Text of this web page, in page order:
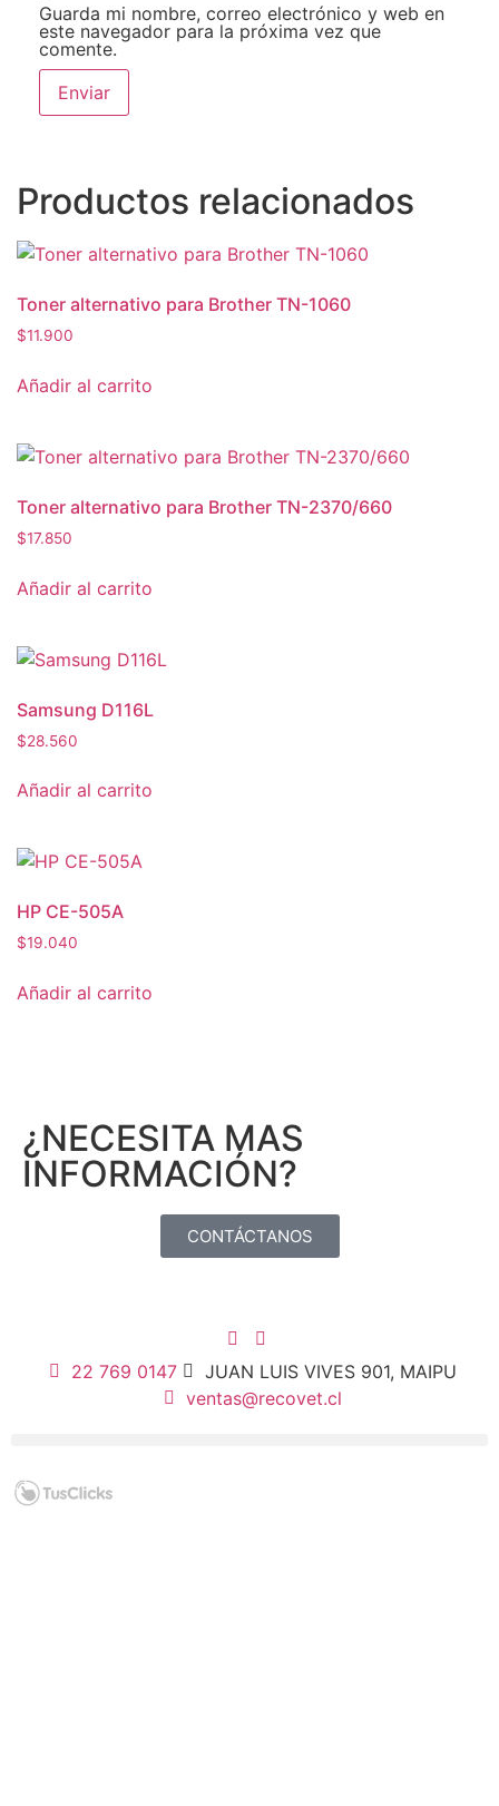
Guarda mi nombre, correo electrónico y web en
este navegador para la próxima vez que
comente.
Productos relacionados
Toner alternativo para Brother TN-1060
$11.900
Añadir al carrito
Toner alternativo para Brother TN-2370/660
$17.850
Añadir al carrito
Samsung D116L
$28.560
Añadir al carrito
HP CE-505A
$19.040
Añadir al carrito
¿NECESITA MAS
INFORMACIÓN?
CONTÁCTANOS
22 769 0147
JUAN LUIS VIVES 901, MAIPU
ventas@recovet.cl